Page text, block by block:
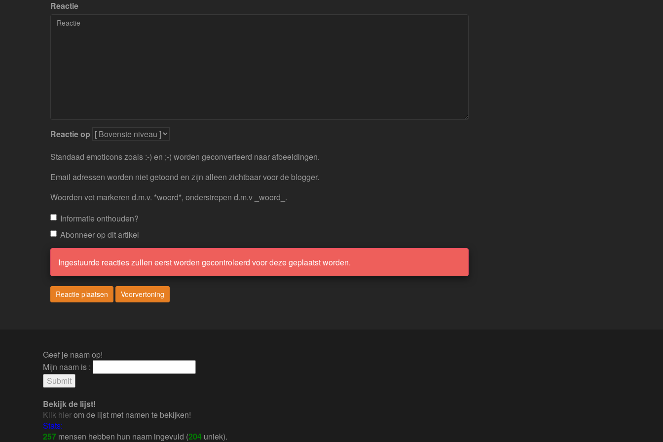
Reactie
Reactie op
Standaad emoticons zoals :-) en ;-) worden geconverteerd naar afbeeldingen.
Email adressen worden niet getoond en zijn alleen zichtbaar voor de blogger.
Woorden vet markeren d.m.v. *woord*, onderstrepen d.m.v _woord_.
Informatie onthouden?
Abonneer op dit artikel
Ingestuurde reacties zullen eerst worden gecontroleerd voor deze geplaatst worden.
Geef je naam op!
Mijn naam is :
Bekijk de lijst!
Klik hierom de lijst met namen te bekijken!
Stats:
257 mensen hebben hun naam ingevuld (204 uniek).